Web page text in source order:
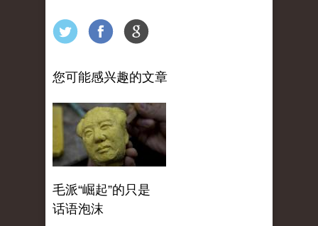
您可能感兴趣的文章
毛派“崛起”的只是
话语泡沫